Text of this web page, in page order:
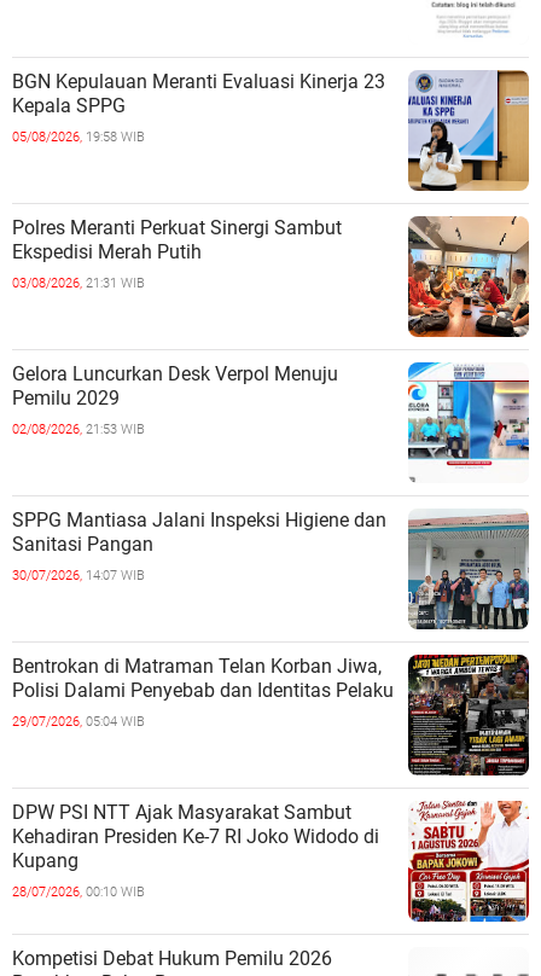
BGN Kepulauan Meranti Evaluasi Kinerja 23
Kepala SPPG
05/08/2026, 19:58 WIB
Polres Meranti Perkuat Sinergi Sambut
Ekspedisi Merah Putih
03/08/2026, 21:31 WIB
Gelora Luncurkan Desk Verpol Menuju
Pemilu 2029
02/08/2026, 21:53 WIB
SPPG Mantiasa Jalani Inspeksi Higiene dan
Sanitasi Pangan
30/07/2026, 14:07 WIB
Bentrokan di Matraman Telan Korban Jiwa,
Polisi Dalami Penyebab dan Identitas Pelaku
29/07/2026, 05:04 WIB
DPW PSI NTT Ajak Masyarakat Sambut
Kehadiran Presiden Ke-7 RI Joko Widodo di
Kupang
28/07/2026, 00:10 WIB
Kompetisi Debat Hukum Pemilu 2026